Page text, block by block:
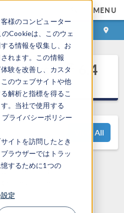
様のコンピューター
Cookieは、このウェ
る情報を収集し、お
れます。この情報
験を改善し、カスタ
のウェブサイトや他
解析と指標を得るこ
。当社で使用する
ライバシーポリシー
イトを訪問したとき
ラウザーではトラッ
するために1つの
定
MENU
ログイン お問い合わせ
® 6.4
ライト
View All
こちらまで: